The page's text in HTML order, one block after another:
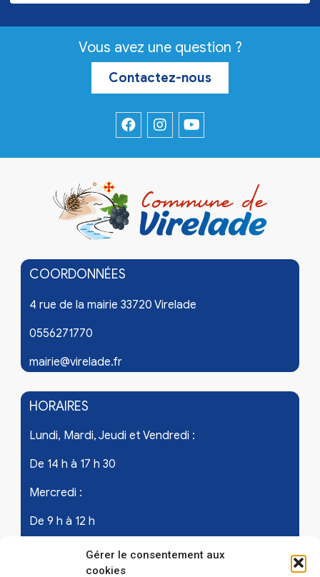
Gérer le consentement aux
cookies
Vous avez une question ?
Contactez-nous
COORDONNÉES
4 rue de la mairie 33720 Virelade
0556271770
mairie@virelade.fr
HORAIRES
Lundi, Mardi, Jeudi et Vendredi :
De 14 h à 17 h 30
Mercredi :
De 9 h à 12 h
Samedi - les 1er et 3ème de chaque mois :